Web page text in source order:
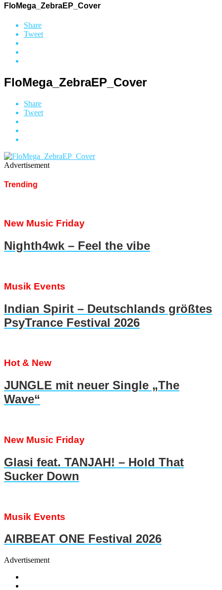
FloMega_ZebraEP_Cover
Share
Tweet
FloMega_ZebraEP_Cover
Share
Tweet
Advertisement
Trending
New Music Friday
Nighth4wk – Feel the vibe
Musik Events
Indian Spirit – Deutschlands größtes
PsyTrance Festival 2026
Hot & New
JUNGLE mit neuer Single „The
Wave“
New Music Friday
Glasi feat. TANJAH! – Hold That
Sucker Down
Musik Events
AIRBEAT ONE Festival 2026
Advertisement